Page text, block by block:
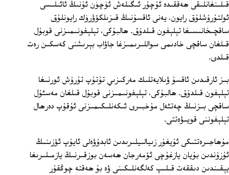
قىلىنغانلىقى ھەققىدە ئۇچۇر ئىگىلەش ئۈچۈن ئۇنىڭ ئائىلىسى
ئولتۇرۇشلۇق رايون، يەنى ئاقسۇنىڭ قىزىلكۆۋرۈك رايونلۇق
ساقچىخانىسىغا تېلېفون قىلدۇق. ھالبۇكى، تېلېفونىمىزنى قوبۇل
قىلغان ساقچى خادىمى سواللىرىمىزغا جاۋاب بېرىشنى كەسكىن رەت
قىلدى.
بىز ئارقىدىن ئاقسۇ ۋىلايەتلىك مەركىزىي تۇتۇپ تۇرۇش ئورنىغا
تېلېفون قىلدۇق. ھالبۇكى، تېلېفونىمىزنى قوبۇل قىلغان مەسئۇل
ساقچى بىزنىڭ چەتئەل مۇخبىرى ئىكەنلىكىمىزنى ئۇقۇپ دەرھال
تېلېفوننى قويىۋەتتى.
مۇھاجىرەتتىكى ئۇيغۇر زىيالىيلىرىدىن ئابدۇۋەلى ئايۇپ ئۆزىنىڭ
ئۇزۇندىن بۇيان يازغۇچى ئۆمەرجان ھەسەن بوزقىرنىڭ يازمىلىرىغا
يېقىندىن دىققەت قىلىپ كەلگەنلىكىنى ۋە بۇ ھەقتە چوڭقۇر